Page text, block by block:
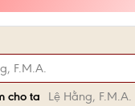
F.M.A.
cho ta
Lệ Hằng, F.M.A.